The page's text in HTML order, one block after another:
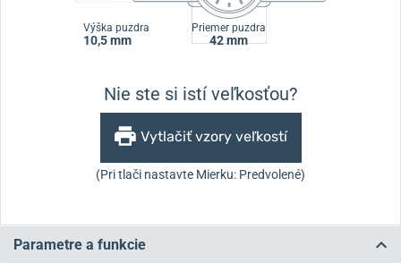
Výška puzdra
10,5 mm
Priemer puzdra
42 mm
Nie ste si istí veľkosťou?
Vytlačiť vzory veľkostí
(Pri tlači nastavte Mierku: Predvolené)
Parametre a funkcie